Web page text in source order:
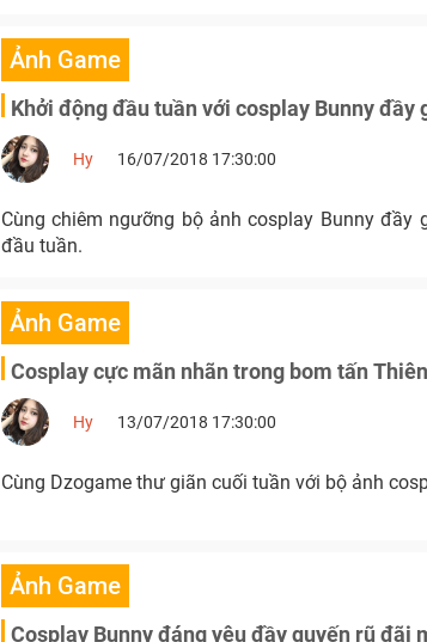
Ảnh Game
Khởi động đầu tuần với cosplay Bunny đầy
Hy 16/07/2018 17:30:00
Cùng chiêm ngưỡng bộ ảnh cosplay Bunny
đầu tuần.
Ảnh Game
Cosplay cực mãn nhãn trong bom tấn
Hy 13/07/2018 17:30:00
Cùng Dzogame thư giãn cuối tuần với bộ ảnh
Ảnh Game
Cosplay Bunny đáng yêu đầy quyến rũ đãi